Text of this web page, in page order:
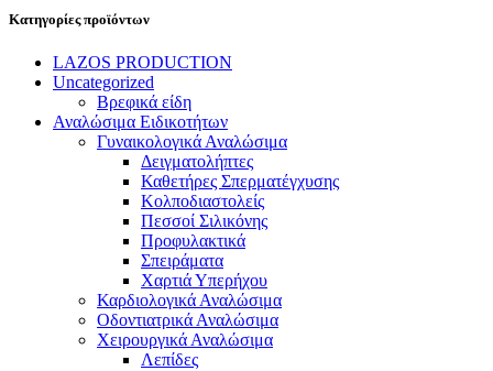
Κατηγορίες προϊόντων
LAZOS PRODUCTION
Uncategorized
Βρεφικά είδη
Αναλώσιμα Ειδικοτήτων
Γυναικολογικά Αναλώσιμα
Δειγματολήπτες
Καθετήρες Σπερματέγχυσης
Κολποδιαστολείς
Πεσσοί Σιλικόνης
Προφυλακτικά
Σπειράματα
Χαρτιά Υπερήχου
Καρδιολογικά Αναλώσιμα
Οδοντιατρικά Αναλώσιμα
Χειρουργικά Αναλώσιμα
Λεπίδες